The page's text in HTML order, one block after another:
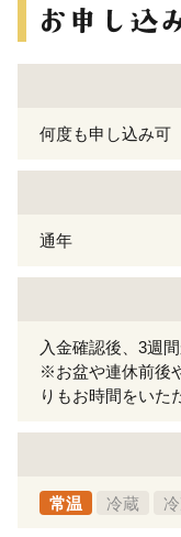
何度も申し込み可
通年
入金確認後、3週
※お盆や連休前後
りもお時間をいた
常温 冷蔵